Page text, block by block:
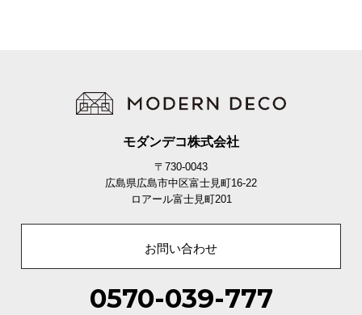
モダンデコ株式会社
〒730-0043
広島県広島市中区富士見町16-22
ロアール富士見町201
お問い合わせ
0570-039-777